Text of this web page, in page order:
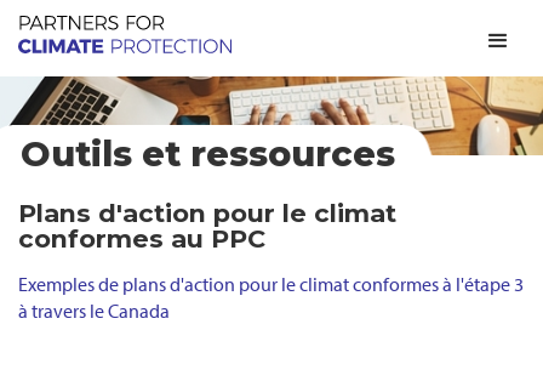
Outils et ressources
Plans d'action pour le climat
conformes au PPC
Exemples de plans d'action pour le climat conformes à l'étape 3
à travers le Canada